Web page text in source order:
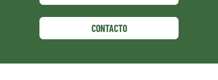
CONTACTO